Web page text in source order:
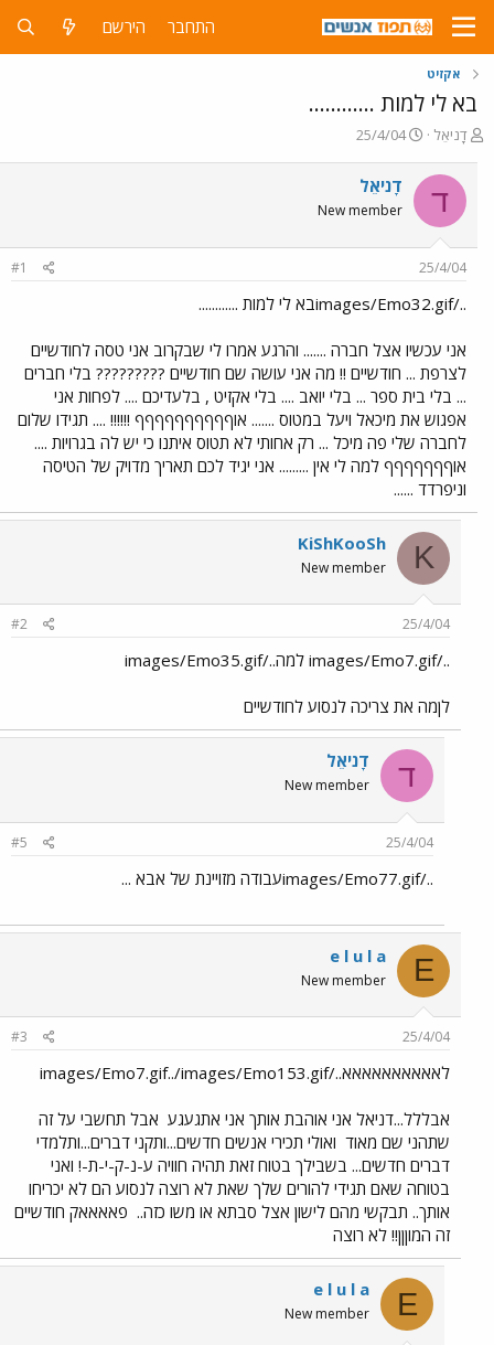
התחבר הירשם
אקזיט
בא לי למות ............
פ
ח
ה
ו
ש
דָניאֵל
פ
ס
ם
ת
י
25/4/04
ד דָניאֵל
New member
25/4/04
#1
../images/Emo32.gifבא לי למות ............
אני עכשיו אצל חברה ....... והרגע אמרו לי שבקרוב אני טסה לחודשיים
לצרפת ... חודשיים !! מה אני עושה שם חודשיים ????????? בלי חברים
... בלי בית ספר ... בלי יואב .... בלי אקזיט , בלעדיכם .... לפחות אני
אפגוש את מיכאל ויעל במטוס ....... אוףףףףףףףףףף !!!!!! .... תגידו שלום
לחברה שלי פה מיכל ... רק אחותי לא תטוס איתנו כי יש לה בגרויות ....
אוףףףףףףף למה לי אין ......... אני יגיד לכם תאריך מדויק של הטיסה
וניפרדד ......
K
KiShKooSh
New member
25/4/04
#2
../images/Emo7.gif למה../images/Emo35.gif
לןמה את צריכה לנסוע לחודשיים
ד דָניאֵל
New member
25/4/04
#5
../images/Emo77.gifעבודה מזויינת של אבא ...
E
e l u l a
New member
25/4/04
#3
לאאאאאאאאאא../images/Emo7.gif../images/Emo153.gif
אבללל...דניאל אני אוהבת אותך אני אתגעגע אבל תחשבי על זה
שתהני שם מאוד ואולי תכירי אנשים חדשים...ותקני דברים...ותלמדי
דברים חדשים... בשבילך בטוח זאת תהיה חוויה ע-נ-ק-י-ת-! ואני
בטוחה שאם תגידי להורים שלך שאת לא רוצה לנסוע הם לא יכריחו
אותך.. תבקשי מהם לישון אצל סבתא או משו כזה.. פאאאאק חודשיים
זה המוןןן!! לא רוצה
E
e l u l a
New member